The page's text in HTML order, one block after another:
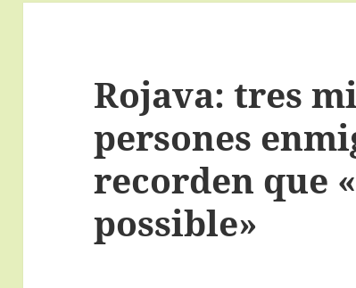
Rojava: tres
persones
recorden que
possible»